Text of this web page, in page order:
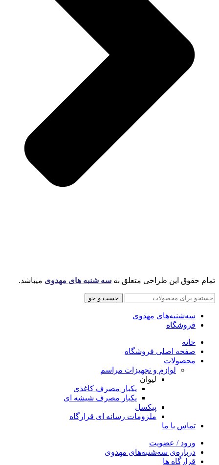
تمام حقوق این طراحی متعلق به سه شنبه های مهدوی میباشد.
جست و جو
سه‌شنبه‌های مهدوی
فروشگاه
خانه
صفحه اصلی فروشگاه
محصولات
لوازم و تجهیزات مراسم
لیوان
یکبار مصرف کاغذی
یکبار مصرف شیشه ای
پیکسل
ملزومات رسانه ای قرارگاه
تماس با ما
ورود / عضویت
درباره‌ی سه‌شنبه‌های مهدوی
قرارگاه ها